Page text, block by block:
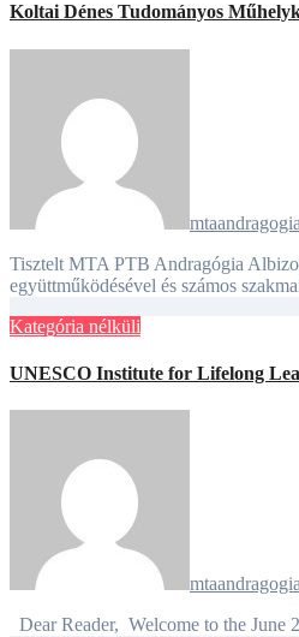
Koltai Dénes Tudományos
mtaandragogia
Tisztelt MTA PTB Andragógia Albizottsági Tagtársam! Ezúton tisztelettel meghívom Önt az MTA PTB Andragógiai Albizottság és a PTE BTK Humán Fejlesztési és Művelődéstudományi Intézet
együttműködésével és számos
Kategória nélküli
UNESCO Institute for Lifelong
mtaandragogia
Dear Reader, Welcome to the